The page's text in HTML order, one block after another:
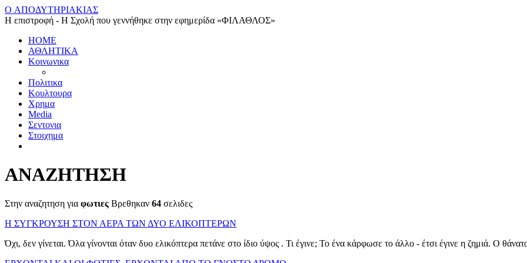
O ΑΠΟΔΥΤΗΡΙΑΚΙΑΣ
Η επιστροφή - Η Σχολή που γεννήθηκε στην εφημερίδα «ΦΙΛΑΘΛΟΣ»
HOME
ΑΘΛΗΤΙΚΑ
Κοινωνικα
Πολιτικα
Κουλτουρα
Χρημα
Media
Σεντονια
Στοιχημα
ΑΝΑΖΗΤΗΣΗ
Στην αναζητηση για φωτιες Βρεθηκαν 64 σελιδες
Η ΣΥΓΚΡΟΥΣΗ ΣΤΟΝ ΑΕΡΑ ΤΩΝ ΔΥΟ ΕΛΙΚΟΠΤΕΡΩΝ
Όχι, δεν γίνεται. Όλα γίνονται όταν δυο ελικόπτερα πετάνε στο ίδιο ύψος . Τι έγινε; Το ένα κάρφωσε το άλλο - έτσι έγινε η ζημιά. Ο